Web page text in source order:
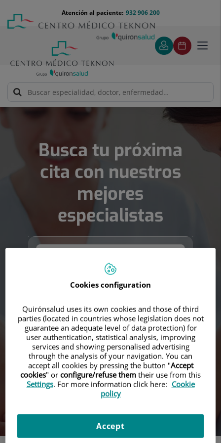
contenido
Menú
teléfono
cabecera
932 906 200
Atención al paciente:
Número
de
Busca tu próxima
cita con nuestros
mejores
especialistas
Buscar
Cookies configuration
Quirónsalud uses its own cookies and those of third
parties (located in countries whose legislation does not
guarantee an adequate level of data protection) for
user authentication, statistical analysis, improving
services and showing personalised advertising
through the analysis of your navigation. You can
accept all cookies by pressing the button "Accept
cookies" or configure/refuse them their use from this
Settings. For more information click here: Cookie
policy
Accept